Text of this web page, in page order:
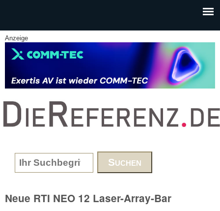
Anzeige
www.DieReferenz.de
Search form
Neue RTI NEO 12 Laser-Array-Bar